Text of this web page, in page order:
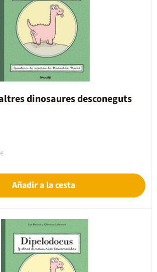
dinosaures desconeguts
Añadir a la cesta